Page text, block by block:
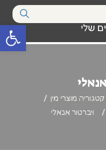
פתח סרגל שלי
קטגוריה מוצרי מין
ויברטור אנאלי